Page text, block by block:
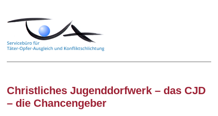
Christliches Jugenddorfwerk – das CJD
– die Chancengeber